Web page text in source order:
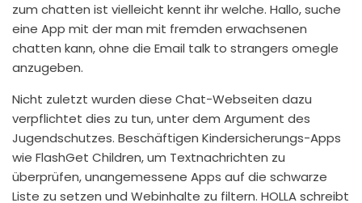
zum chatten ist vielleicht kennt ihr welche. Hallo, suche
eine App mit der man mit fremden erwachsenen
chatten kann, ohne die Email talk to strangers omegle
anzugeben.
Nicht zuletzt wurden diese Chat-Webseiten dazu
verpflichtet dies zu tun, unter dem Argument des
Jugendschutzes. Beschäftigen Kindersicherungs-Apps
wie FlashGet Children, um Textnachrichten zu
überprüfen, unangemessene Apps auf die schwarze
Liste zu setzen und Webinhalte zu filtern. HOLLA schreibt